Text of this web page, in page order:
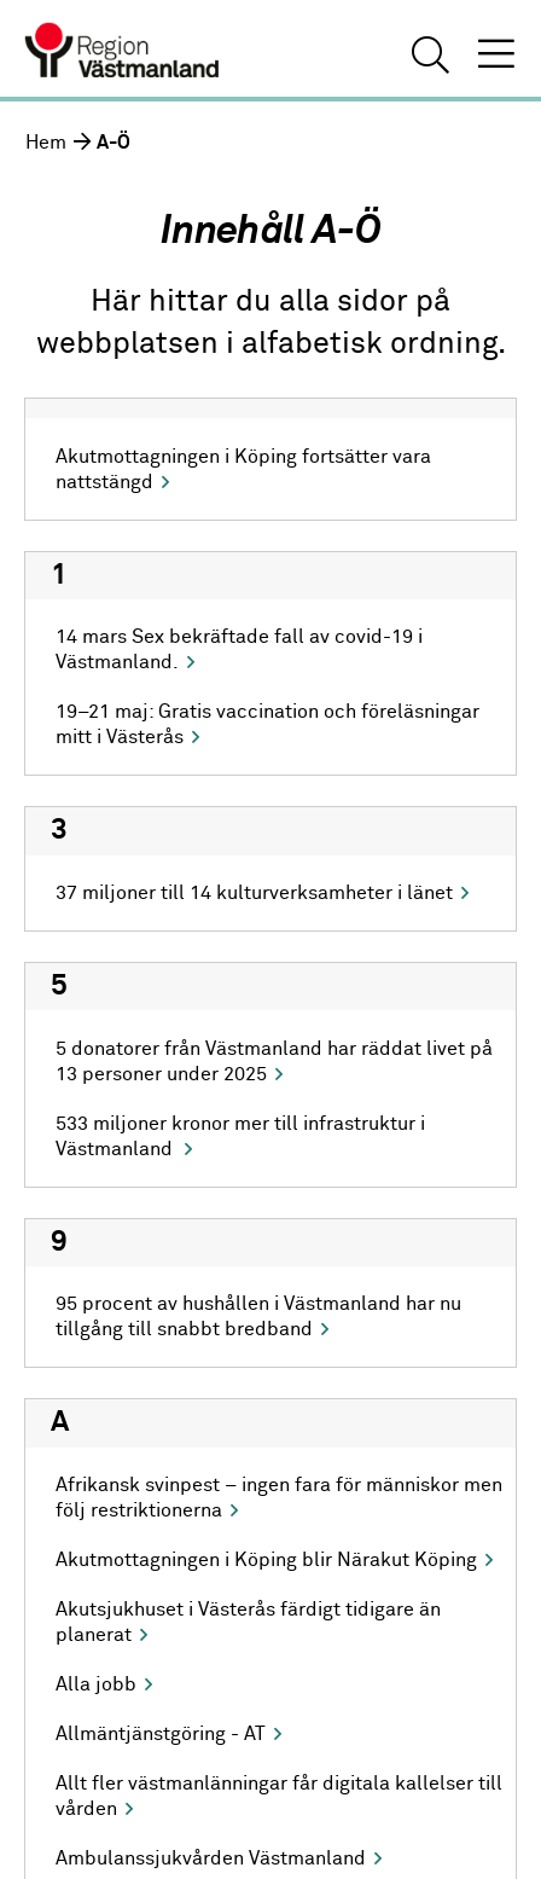
Hem A-Ö
Innehåll A-Ö
Här hittar du alla sidor på
webbplatsen i alfabetisk ordning.
Akutmottagningen i Köping fortsätter vara
nattstängd
1
14 mars Sex bekräftade fall av covid-19 i
Västmanland.
19–21 maj: Gratis vaccination och föreläsningar
mitt i Västerås
3
37 miljoner till 14 kulturverksamheter i länet
5
5 donatorer från Västmanland har räddat livet på
13 personer under 2025
533 miljoner kronor mer till infrastruktur i
Västmanland
9
95 procent av hushållen i Västmanland har nu
tillgång till snabbt bredband
A
Afrikansk svinpest – ingen fara för människor men
följ restriktionerna
Akutmottagningen i Köping blir Närakut Köping
Akutsjukhuset i Västerås färdigt tidigare än
planerat
Alla jobb
Allmäntjänstgöring - AT
Allt fler västmanlänningar får digitala kallelser till
vården
Ambulanssjukvården Västmanland